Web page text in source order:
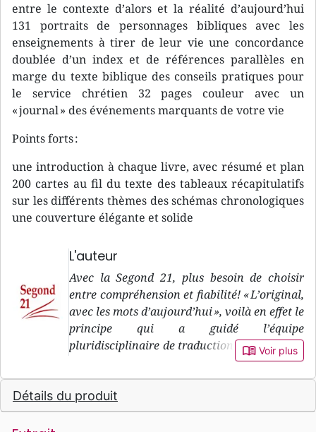
entre le contexte d’alors et la réalité d’aujourd’hui
131 portraits de personnages bibliques avec les
enseignements à tirer de leur vie une concordance
doublée d’un index et de références parallèles en
marge du texte biblique des conseils pratiques pour
le service chrétien 32 pages couleur avec un
« journal » des événements marquants de votre vie
Points forts :
une introduction à chaque livre, avec résumé et plan
200 cartes au fil du texte des tableaux récapitulatifs
sur les différents thèmes des schémas chronologiques
une couverture élégante et solide
L'auteur
Avec la Segond 21, plus besoin de choisir
entre compréhension et fiabilité! « L’original,
avec les mots d’aujourd’hui », voilà en effet le
principe qui a guidé l’équipe
pluridisciplinaire de traduction de la version
Segond 21, pendant sa douzaine d’années de
travail. « L’original » : le premier objectif de
la Segond 21, c’est de rester le plus fidèle
possible à ce que dit le texte biblique dans les
book_open Voir plus
Détails du produit